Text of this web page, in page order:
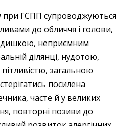
при ГСПП супроводжуються
до обличчя і голови,
неприємним
ділянці, нудотою,
загальною
посилена
часте й у великих
повторні позиви до